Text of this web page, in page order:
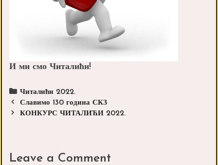
И ми смо Читалићи!
Categories
Читалићи 2022.
Post
navigation
Славимо 130 година СКЗ
КОНКУРС ЧИТАЛИЋИ 2022.
Leave a Comment